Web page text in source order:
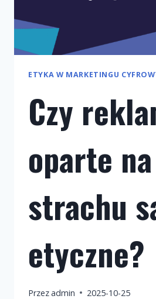
ETYKA W MARKETINGU
Czy
oparte na
strachu
etyczne?
Przezadmin 2025-10-25